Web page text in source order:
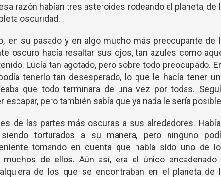
razón habían tres asteroides rodeando el planeta, de
oscuridad.
en su pasado y en algo mucho más preocupante de
oscuro hacía resaltar sus ojos, tan azules como
Lucía tan agotado, pero sobre todo preocupado.
tenerlo tan desesperado, lo que le hacía tener
que todo terminara de una vez por todas.
escapar, pero también sabía que ya nada le sería
de las partes más oscuras a sus alrededores.
torturados a su manera, pero ninguno
tomando en cuenta que había sido uno de
de ellos. Aún así, era el único encadenado
de los que se encontraban en el planeta de